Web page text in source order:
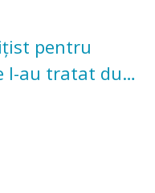
pentru
l-au tratat după